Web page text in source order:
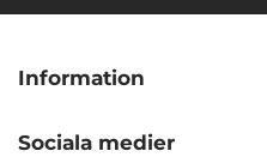
Information
Sociala medier